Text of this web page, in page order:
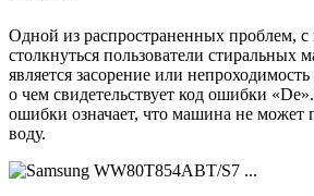
Одной из распространенных проблем, с
столкнуться пользователи стиральных
является засорение или
о чем свидетельствует код ошибки
ошибки означает, что машина не может
воду.